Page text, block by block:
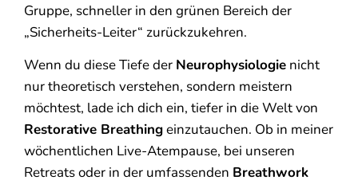
Gruppe, schneller in den grünen Bereich der
„Sicherheits-Leiter“ zurückzukehren.
Wenn du diese Tiefe der Neurophysiologie nicht
nur theoretisch verstehen, sondern meistern
möchtest, lade ich dich ein, tiefer in die Welt von
Restorative Breathingeinzutauchen. Ob in meiner
wöchentlichen Live-Atempause, bei unseren
Retreats oder in der umfassenden Breathwork